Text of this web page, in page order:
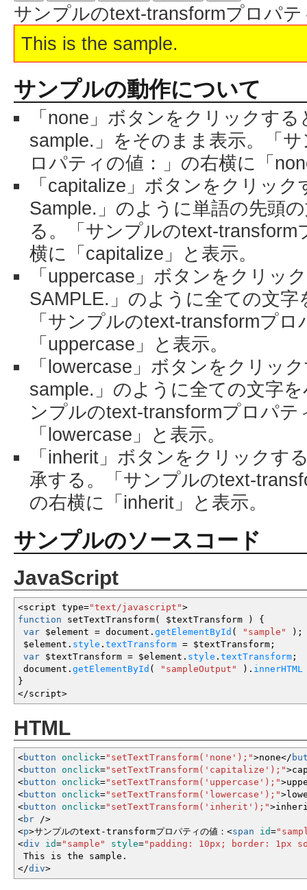
サンプルのtext-transformプロパ
This is the sample.
サンプルの動作について
「none」ボタンをクリックす
sample.」をそのまま表示。「
ロパティの値：」の右横に「
「capitalize」ボタンをクリッ
Sample.」のように単語の先頭
る。「サンプルのtext-
横に「capitalize」と表示。
「uppercase」ボタンをクリッ
SAMPLE.」のように全ての文
「サンプルのtext-transformプ
「uppercase」と表示。
「lowercase」ボタンをクリッ
sample.」のように全ての文字
ンプルのtext-transformプロパテ
「lowercase」と表示。
「inherit」ボタンをクリックす
承する。「サンプルのtext-
の右横に「inherit」と表示。
サンプルのソースコード
JavaScript
<script type="text/javascript">
function setTextTransform( $textTransform )
{
var $element = document. getElementById ( "sample" ) ;
$element. style . textTransform = $textTransform ;
var $textTransform = $element. style . textTransform ;
document. getElementById ( "sampleOutput" ) . innerHTML
}
</script>
HTML
<button onclick="setTextTransform('none');">none</
<button onclick="setTextTransform('capitalize');">
<button onclick="setTextTransform('uppercase');">
<button onclick="setTextTransform('lowercase');">
<button onclick="setTextTransform('inherit');">
<br />
<p>サンプルのtext-transformプロパティの値： <span id=
<div id="sample" style="padding: 10px; border: 1px
This is the sample.
</div>